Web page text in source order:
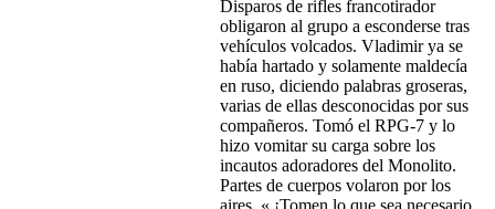
Disparos de rifles francotirador
obligaron al grupo a esconderse tras
vehículos volcados. Vladimir ya se
había hartado y solamente maldecía
en ruso, diciendo palabras groseras,
varias de ellas desconocidas por sus
compañeros. Tomó el RPG-7 y lo
hizo vomitar su carga sobre los
incautos adoradores del Monolito.
Partes de cuerpos volaron por los
aires. « ¡Tomen lo que sea necesario,